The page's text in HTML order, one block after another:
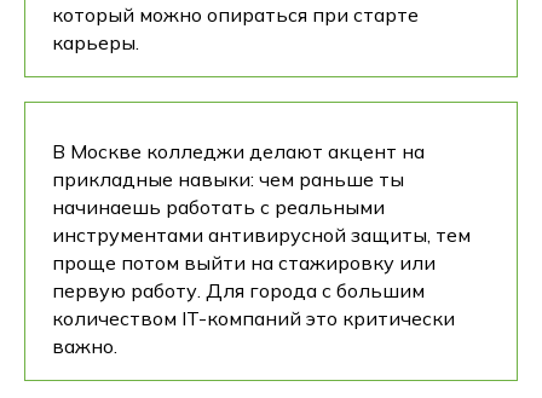
который можно опираться при старте
карьеры.
В Москве колледжи делают акцент на
прикладные навыки: чем раньше ты
начинаешь работать с реальными
инструментами антивирусной защиты, тем
проще потом выйти на стажировку или
первую работу. Для города с большим
количеством IT-компаний это критически
важно.